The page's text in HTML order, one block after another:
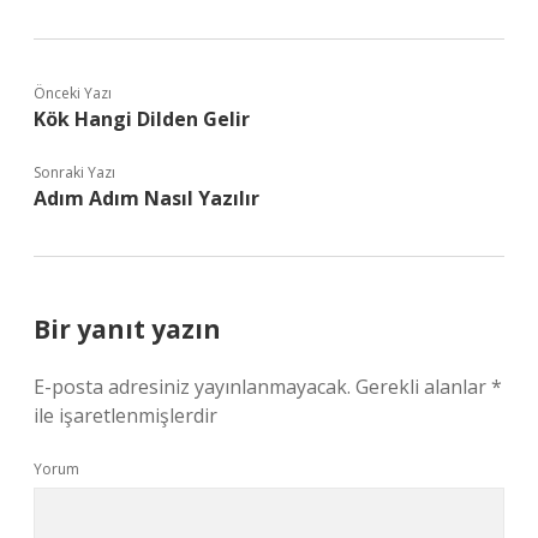
Önceki Yazı
Kök Hangi Dilden Gelir
Sonraki Yazı
Adım Adım Nasıl Yazılır
Bir yanıt yazın
E-posta adresiniz yayınlanmayacak. Gerekli alanlar*
ile işaretlenmişlerdir
Yorum